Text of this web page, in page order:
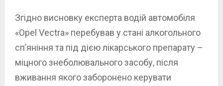
Згідно висновку експерта водій автомобіля
«Opel Vectra» перебував у стані алкогольного
сп’яніння та під дією лікарського препарату –
міцного знеболювального засобу, після
вживання якого заборонено керувати